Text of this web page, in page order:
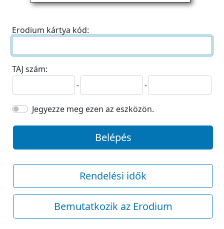
Erodium kártya kód:
TAJ szám:
-
-
Jegyezze meg ezen az eszközön.
Belépés
Rendelési idők
Bemutatkozik az Erodium